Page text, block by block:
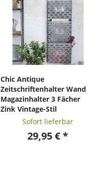
Chic Antique
Zeitschriftenhalter Wand
Magazinhalter 3 Fächer
Zink Vintage-Stil
Sofort lieferbar
29,95 € *